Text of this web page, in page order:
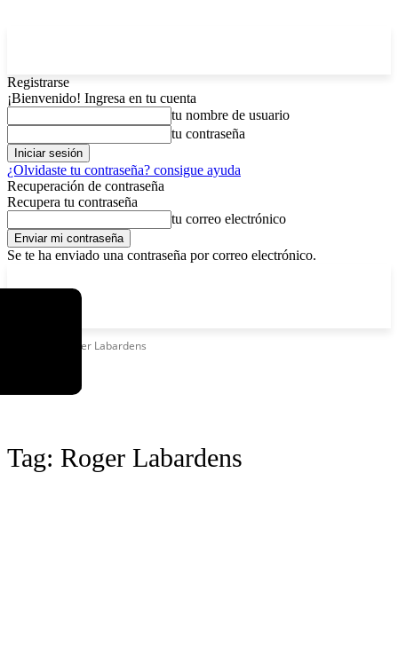
Registrarse
¡Bienvenido! Ingresa en tu cuenta
tu nombre de usuario
tu contraseña
¿Olvidaste tu contraseña? consigue ayuda
Recuperación de contraseña
Recupera tu contraseña
tu correo electrónico
Se te ha enviado una contraseña por correo electrónico.
Roger Labardens
Tag: Roger Labardens